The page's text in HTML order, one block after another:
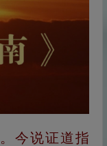
今说证道指